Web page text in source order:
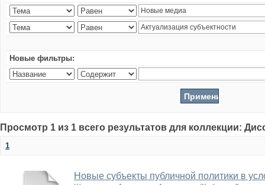
Новые фильтры:
Просмотр 1 из 1 всего результатов для коллекции:
1
Новые субъекты публичной политики в